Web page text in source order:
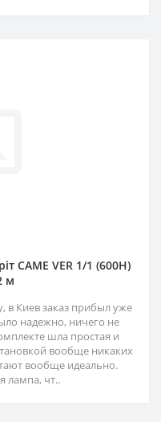
CAME VER 1/1 (600H)
м
в Киев заказ прибыл уже
надежно, ничего не
шла простая и
вообще никаких
вообще идеально.
лампа, чт..